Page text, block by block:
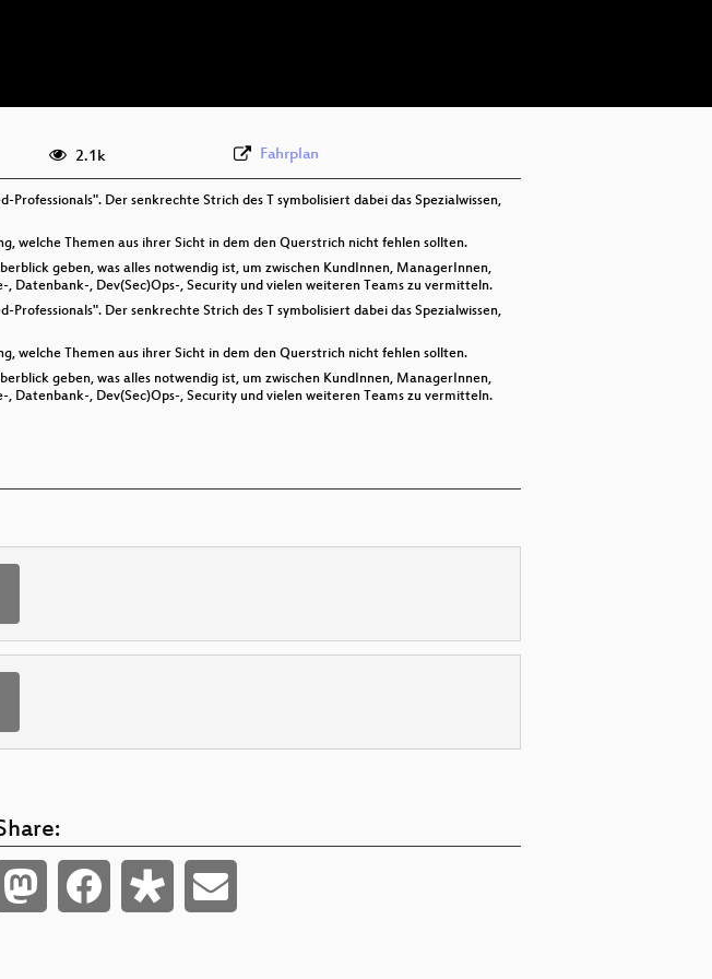
2.1k Fahrplan
Der senkrechte Strich des T symbolisiert dabei das Spezialwissen,
welche Themen aus ihrer Sicht in dem den Querstrich nicht fehlen sollten.
geben, was alles notwendig ist, um zwischen KundInnen, ManagerInnen,
, Dev(Sec)Ops-, Security und vielen weiteren Teams zu vermitteln.
Der senkrechte Strich des T symbolisiert dabei das Spezialwissen,
welche Themen aus ihrer Sicht in dem den Querstrich nicht fehlen sollten.
geben, was alles notwendig ist, um zwischen KundInnen, ManagerInnen,
, Dev(Sec)Ops-, Security und vielen weiteren Teams zu vermitteln.